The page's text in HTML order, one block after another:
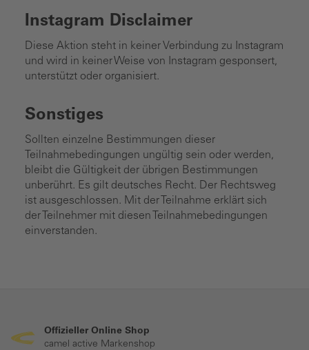
Instagram Disclaimer
Diese Aktion steht in keiner Verbindung zu Instagram
und wird in keiner Weise von Instagram gesponsert,
unterstützt oder organisiert.
Sonstiges
Sollten einzelne Bestimmungen dieser
Teilnahmebedingungen ungültig sein oder werden,
bleibt die Gültigkeit der übrigen Bestimmungen
unberührt. Es gilt deutsches Recht. Der Rechtsweg
ist ausgeschlossen. Mit der Teilnahme erklärt sich
der Teilnehmer mit diesen Teilnahmebedingungen
einverstanden.
Offizieller Online Shop
camel active Markenshop